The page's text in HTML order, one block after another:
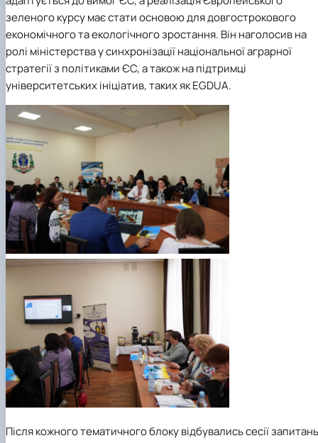
зеленого курсу має стати основою для довгострокового
економічного та екологічного зростання. Він наголосив на
ролі міністерства у синхронізації національної аграрної
стратегії з політиками ЄС, а також на підтримці
університетських ініціатив, таких як EGDUA.
Після кожного тематичного блоку відбувались сесії запитань